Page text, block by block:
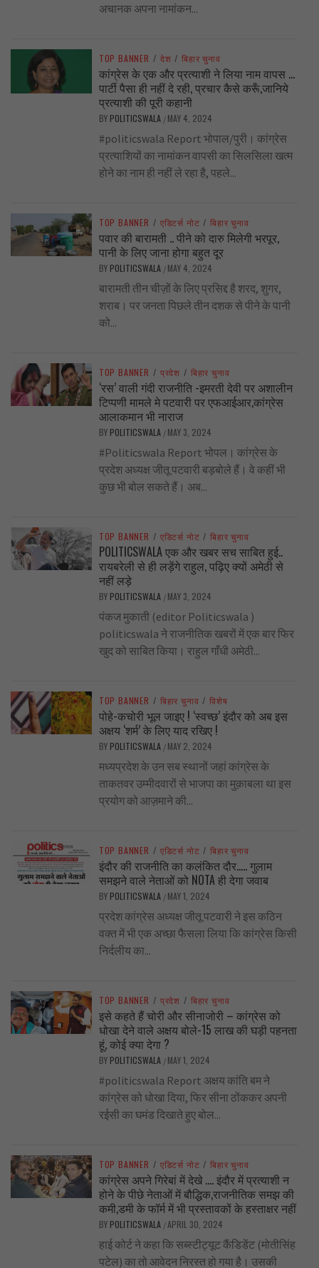
अचानक अपना नामांकन...
TOP BANNER / देश / बिहार चुनाव
कांग्रेस के एक और प्रत्याशी ने लिया नाम वापस …
पार्टी पैसा ही नहीं दे रही, प्रचार कैसे करूँ,जानिये
प्रत्याशी की पूरी कहानी
BY POLITICSWALA / MAY 4, 2024
#politicswala Report भोपाल/पुरी। कांग्रेस
प्रत्याशियों का नामांकन वापसी का सिलसिला खत्म
होने का नाम ही नहीं ले रहा है, पहले...
TOP BANNER / एडिटर्स नोट / बिहार चुनाव
पवार की बारामती .. पीने को दारु मिलेगी भरपूर,
पानी के लिए जाना होगा बहुत दूर
BY POLITICSWALA / MAY 4, 2024
बारामती तीन चीज़ों के लिए प्रसिद्द है शरद, शुगर,
शराब। पर जनता पिछले तीन दशक से पीने के पानी
को...
TOP BANNER / प्रदेश / बिहार चुनाव
‘रस’ वाली गंदी राजनीति -इमरती देवी पर अशालीन
टिप्पणी मामले मे पटवारी पर एफआईआर,कांग्रेस
आलाकमान भी नाराज
BY POLITICSWALA / MAY 3, 2024
#Politicswala Report भोपल। कांग्रेस के
प्रदेश अध्यक्ष जीतू पटवारी बड़बोले हैं। वे कहीं भी
कुछ भी बोल सकते हैं। अब...
TOP BANNER / एडिटर्स नोट / बिहार चुनाव
POLITICSWALA एक और खबर सच साबित हुई..
रायबरेली से ही लड़ेंगे राहुल, पढ़िए क्यों अमेठी से
नहीं लड़े
BY POLITICSWALA / MAY 3, 2024
पंकज मुकाती (editor Politicswala )
politicswala ने राजनीतिक खबरों में एक बार फिर
खुद को साबित किया। राहुल गाँधी अमेठी...
TOP BANNER / बिहार चुनाव / विशेष
पोहे-कचोरी भूल जाइए ! ‘स्वच्छ’ इंदौर को अब इस
अक्षय ‘शर्म’ के लिए याद रखिए !
BY POLITICSWALA / MAY 2, 2024
मध्यप्रदेश के उन सब स्थानों जहां कांग्रेस के
ताकतवर उम्मीदवारों से भाजपा का मुक़ाबला था इस
प्रयोग को आज़माने की...
TOP BANNER / एडिटर्स नोट / बिहार चुनाव
इंदौर की राजनीति का कलंकित दौर….. गुलाम
समझने वाले नेताओं को NOTA ही देगा जवाब
BY POLITICSWALA / MAY 1, 2024
प्रदेश कांग्रेस अध्यक्ष जीतू पटवारी ने इस कठिन
वक्त में भी एक अच्छा फैसला लिया कि कांग्रेस किसी
निर्दलीय का...
TOP BANNER / प्रदेश / बिहार चुनाव
इसे कहते हैं चोरी और सीनाजोरी – कांग्रेस को
धोखा देने वाले अक्षय बोले-15 लाख की घड़ी पहनता
हूं, कोई क्या देगा ?
BY POLITICSWALA / MAY 1, 2024
#politicswala Report अक्षय कांति बम ने
कांग्रेस को धोखा दिया, फिर सीना ठोंककर अपनी
रईसी का घमंड दिखाते हुए बोल...
TOP BANNER / एडिटर्स नोट / बिहार चुनाव
कांग्रेस अपने गिरेबां में देखे …. इंदौर में प्रत्याशी न
होने के पीछे नेताओं में बौद्धिक,राजनीतिक समझ की
कमी,डमी के फॉर्म में भी प्रस्तावकों के हस्ताक्षर नहीं
BY POLITICSWALA /APRIL 30, 2024
हाई कोर्ट ने कहा कि सब्स्टीट्यूट कैंडिडेंट (मोतीसिंह
पटेल) का तो आवेदन निरस्त हो गया है। उसकी